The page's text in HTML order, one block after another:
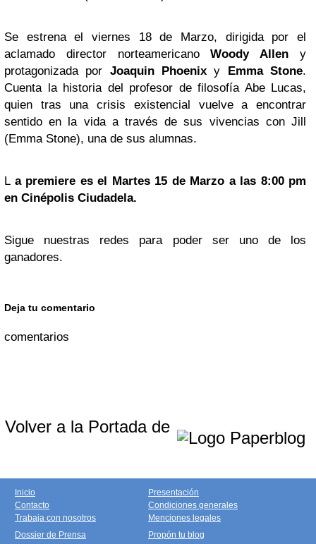
Se estrena el viernes 18 de Marzo, dirigida por el
aclamado director norteamericanoWoody Allen y
protagonizada por Joaquin Phoenix y EmmaStone.
Cuenta la historia del profesor de filosofía Abe Lucas,
quien tras una crisis existencial vuelve a encontrar
sentido en la vida a través de sus vivencias con Jill
(Emma Stone), una de sus alumnas.
L a premiere es el Martes 15 de Marzo a las 8:00 pm
en Cinépolis Ciudadela.
Sigue nuestras redes para poder ser uno de los
ganadores.
Deja tu comentario
comentarios
Volver a la Portada de
Inicio
Contacto
Trabaja con nosotros
Presentación
Condiciones generales
Menciones legales
Dossier de Prensa
Propón tu blog